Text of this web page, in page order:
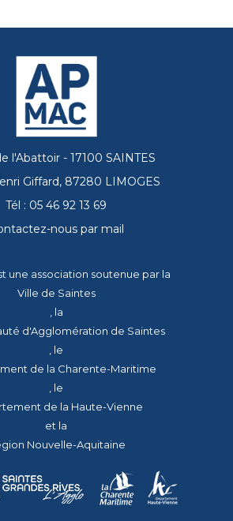
l'Abattoir - 17100 SAINTES
Giffard, 87280 LIMOGES
Tél : 05 46 92 13 69
nous par mail
une association soutenue par la
Ville de Saintes
, la
d'Agglomération de Saintes
, le
de la Charente-Maritime
, le
de la Haute-Vienne
et la
Nouvelle-Aquitaine